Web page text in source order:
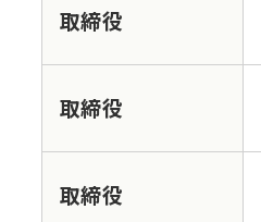
取締役
取締役
取締役